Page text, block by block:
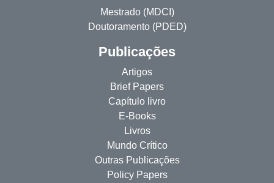
Mestrado (MDCI)
Doutoramento (PDED)
Publicações
Artigos
Brief Papers
Capítulo livro
E-Books
Livros
Mundo Crítico
Outras Publicações
Policy Papers